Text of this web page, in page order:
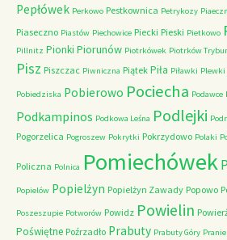
Pepłówek Perkowo Pestkownica Petrykozy
Piaseczno Piastów Piechowice Piecki Pieski Pietkowo
Pillnitz Pionki Piorunów Piotrkówek Piotrków
Pisz Piszczac Piwniczna Piątek Piła Piławki Plewki
Pobiedziska Pobierowo Pociecha Podawce
Podkampinos Podkowa Leśna Podlejki
Pogorzelica Pogroszew Pokrytki Pokrzydowo Polaki
Policzna Polnica Pomiechówek
Popielów Popielżyn Popielżyn Zawady Popowo
Poszeszupie Potworów Powidz Powielin
Poświętne Poźrzadło Prabuty Prabuty Góry Pranie